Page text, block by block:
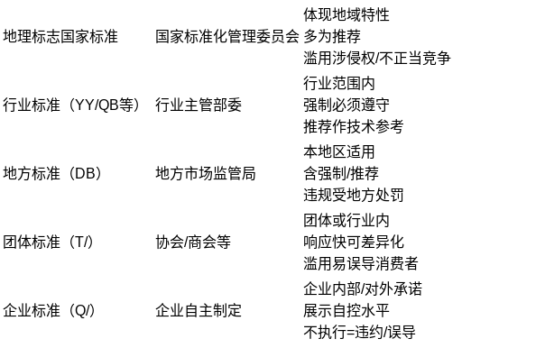
地理标志国家标准 国家标准化管理委员会
体现地域特性
多为推荐
滥用涉侵权/不正当竞争
行业标准（YY/QB等） 行业主管部委
行业范围内
强制必须遵守
推荐作技术参考
地方标准（DB） 地方市场监管局
本地区适用
含强制/推荐
违规受地方处罚
团体标准（T/） 协会/商会等
团体或行业内
响应快可差异化
滥用易误导消费者
企业标准（Q/） 企业自主制定
企业内部/对外承诺
展示自控水平
不执行=违约/误导